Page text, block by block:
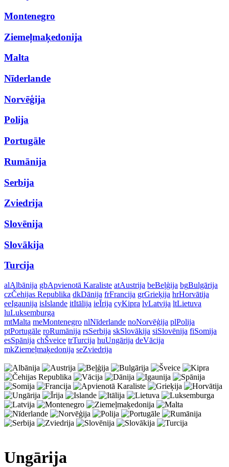
Montenegro
Ziemeļmaķedonija
Malta
Nīderlande
Norvēģija
Polija
Portugāle
Rumānija
Serbija
Zviedrija
Slovēnija
Slovākija
Turcija
alAlbānija gbApvienotā Karaliste atAustrija beBeļģija bgBulgārija
czČehijas Republika dkDānija frFrancija grGrieķija hrHorvātija
eeIgaunija isIslande itItālija ieĪrija cyKipra lvLatvija ltLietuva
luLuksemburga
mtMalta meMontenegro nlNīderlande noNorvēģija plPolija
ptPortugāle roRumānija rsSerbija skSlovākija siSlovēnija fiSomija
esSpānija chŠveice trTurcija huUngārija deVācija
mkZiemeļmaķedonija seZviedrija
Ungārija